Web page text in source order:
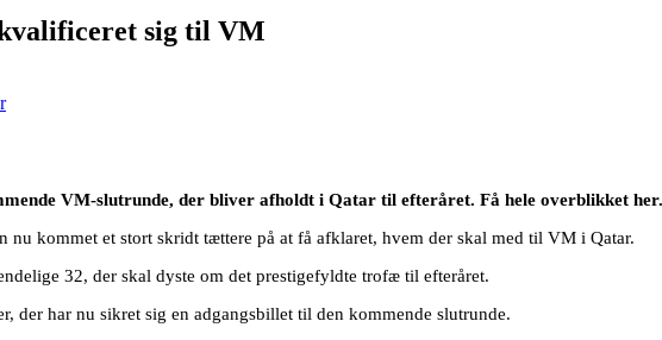
sig til VM
VM-slutrunde, der bliver afholdt i Qatar til efteråret. Få hele overblikket her.
nu kommet et stort skridt tættere på at få afklaret, hvem der skal med til VM i Qatar.
32, der skal dyste om det prestigefyldte trofæ til efteråret.
der har nu sikret sig en adgangsbillet til den kommende slutrunde.